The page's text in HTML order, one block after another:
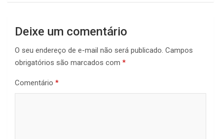
Deixe um comentário
O seu endereço de e-mail não será publicado. Campos
obrigatórios são marcados com *
Comentário *